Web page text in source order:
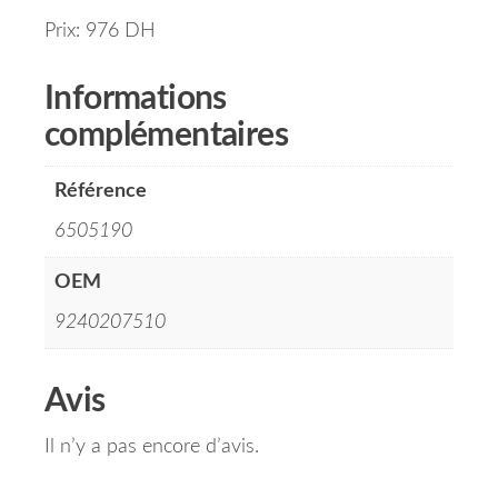
Prix: 976 DH
Informations
complémentaires
Référence
6505190
OEM
9240207510
Avis
Il n’y a pas encore d’avis.